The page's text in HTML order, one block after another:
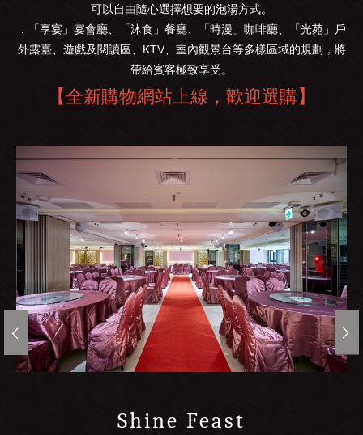
可以自由隨心選擇想要的泡湯方式。
．「享宴」宴會廳、「沐食」餐廳、「時漫」咖啡廳、「光苑」戶
外露臺、遊戲及閱讀區、KTV、室內觀景台等多樣區域的規劃，將
帶給賓客極致享受。
【全新購物網站上線，歡迎選購】
Shine Feast